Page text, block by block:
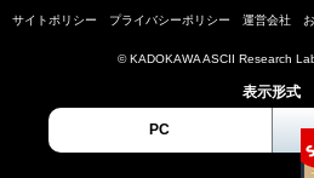
サイトポリシー プライバシーポリシー 運営会社
© KADOKAWA ASCII Research
表示形式
PC